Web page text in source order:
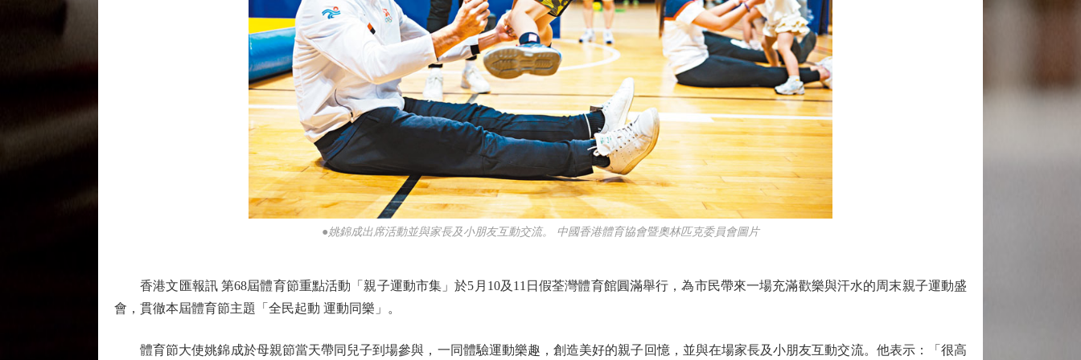
●姚錦成出席活動並與家長及小朋友互動交流。 中國香港體育協會暨奧林匹克委員會圖片
香港文匯報訊 第68屆體育節重點活動「親子運動市集」於5月10及11日假荃灣體育館圓滿舉行，為市民帶來一場充滿歡樂與汗水的周末親子運動盛
會，貫徹本屆體育節主題「全民起動 運動同樂」。
體育節大使姚錦成於母親節當天帶同兒子到場參與，一同體驗運動樂趣，創造美好的親子回憶，並與在場家長及小朋友互動交流。他表示：「很高